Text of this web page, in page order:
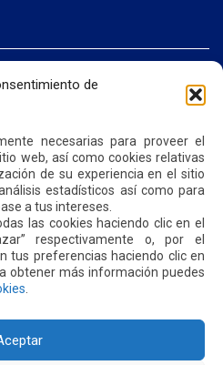
de
necesarias para proveer el
web, así como cookies relativas
de su experiencia en el sitio
estadísticos así como para
a tus intereses.
las cookies haciendo clic en el
respectivamente o, por el
tus preferencias haciendo clic en
obtener más información puedes
QUIPORT
POLÍTICA DE COOKIES
vía a Yaruquí. Aeropuerto
395 4300